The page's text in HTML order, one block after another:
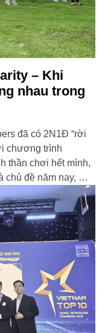
– Khi
nhau trong
đã có 2N1Đ “rời
chương trình
thần chơi hết mình,
đề năm nay, mà
nối, gắn kết những